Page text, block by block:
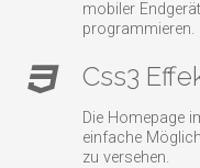
mobiler
programmieren.
Css3
Die Homepage
einfache
zu versehen.